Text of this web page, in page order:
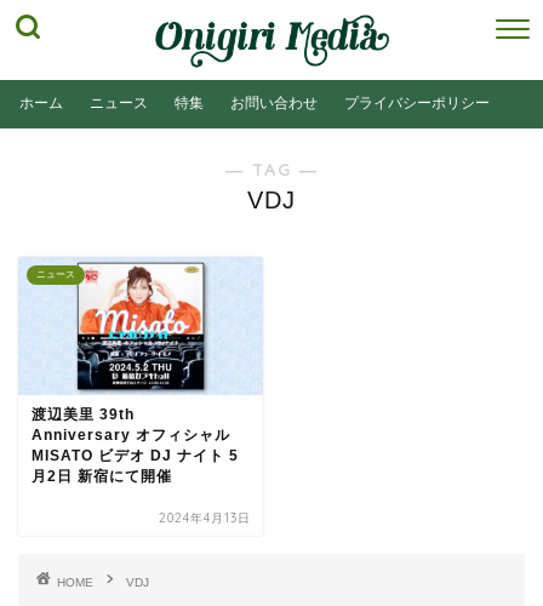
ホーム ニュース 特集 お問い合わせ プライバシーポリシー
― TAG ―
VDJ
ニュース
渡辺美里 39th
Anniversary オフィシャル
MISATO ビデオ DJ ナイト 5
月2日 新宿にて開催
2024年4月13日
HOME VDJ